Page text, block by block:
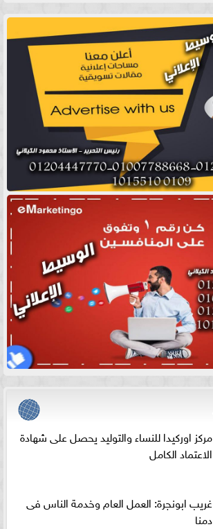
مركز اوركيدا للنساء والتوليد يحصل على شهادة
الاعتماد الكامل
غريب ابونجرة: العمل العام وخدمة الناس فى
دمنا